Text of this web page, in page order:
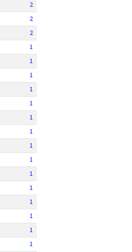
2
2
2
1
1
1
1
1
1
1
1
1
1
1
1
1
1
1